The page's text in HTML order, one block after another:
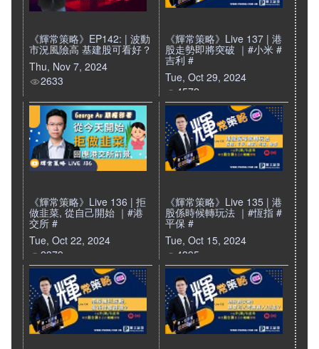
《輝常策略》EP142: | 波動
市況風險高 基建股可看好？
Thu, Nov 7, 2024
2633
《輝常策略》Live 137 | 港
股走勢即將突破 ｜#小米 #
吉利 #
Tue, Oct 29, 2024
4572
《輝常策略》Live 136 | 拒
做韭菜, 從自己開始 ｜#港
交所 #
Tue, Oct 22, 2024
2379
《輝常策略》Live 135 | 港
股係時候轉玩法 ｜#恆指 #
平保 #
Tue, Oct 15, 2024
4395